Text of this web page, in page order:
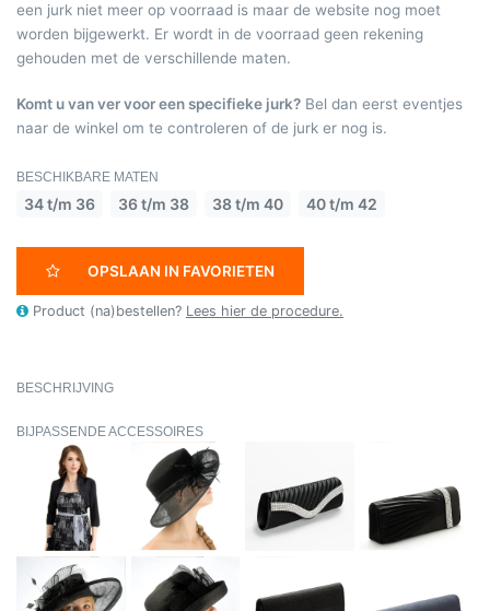
een jurk niet meer op voorraad is maar de website nog moet
worden bijgewerkt. Er wordt in de voorraad geen rekening
gehouden met de verschillende maten.
Komt u van ver voor een specifieke jurk? Bel dan eerst eventjes
naar de winkel om te controleren of de jurk er nog is.
BESCHIKBARE MATEN
34 t/m 36 36 t/m 38 38 t/m 40 40 t/m 42
OPSLAAN IN FAVORIETEN
Product (na)bestellen? Lees hier de procedure.
BESCHRIJVING
BIJPASSENDE ACCESSOIRES